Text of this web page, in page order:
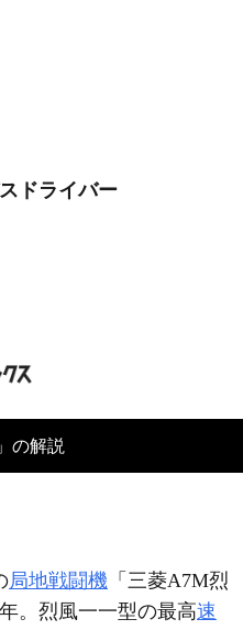
ドライバー
の解説
局地戦闘機 「三菱A7M烈
。烈風一一型の最高速